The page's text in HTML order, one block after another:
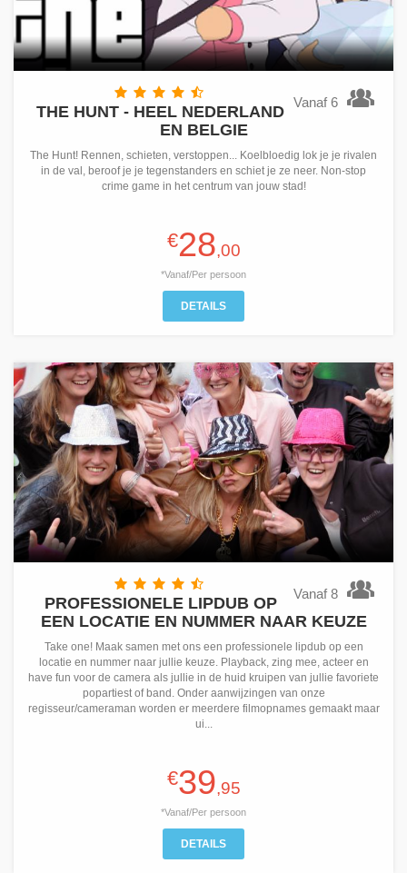
Vanaf 6
THE HUNT - HEEL NEDERLAND
EN BELGIE
The Hunt! Rennen, schieten, verstoppen... Koelbloedig lok je je rivalen
in de val, beroof je je tegenstanders en schiet je ze neer. Non-stop
crime game in het centrum van jouw stad!
€28,00
*Vanaf/Per persoon
DETAILS
Vanaf 8
PROFESSIONELE LIPDUB OP
EEN LOCATIE EN NUMMER NAAR KEUZE
Take one! Maak samen met ons een professionele lipdub op een
locatie en nummer naar jullie keuze. Playback, zing mee, acteer en
have fun voor de camera als jullie in de huid kruipen van jullie favoriete
popartiest of band. Onder aanwijzingen van onze
regisseur/cameraman worden er meerdere filmopnames gemaakt maar
ui...
€39,95
*Vanaf/Per persoon
DETAILS